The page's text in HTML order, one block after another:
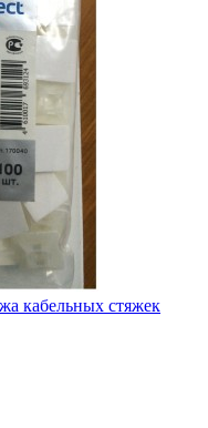
кабельных стяжек